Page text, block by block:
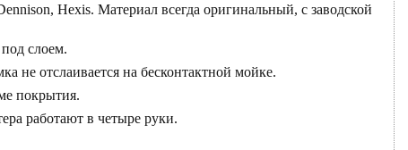
Hexis. Материал всегда оригинальный, с заводской
слоем.
отслаивается на бесконтактной мойке.
покрытия.
работают в четыре руки.